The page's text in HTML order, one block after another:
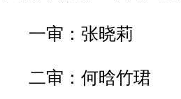
一审：张晓莉
二审：何晗竹珺